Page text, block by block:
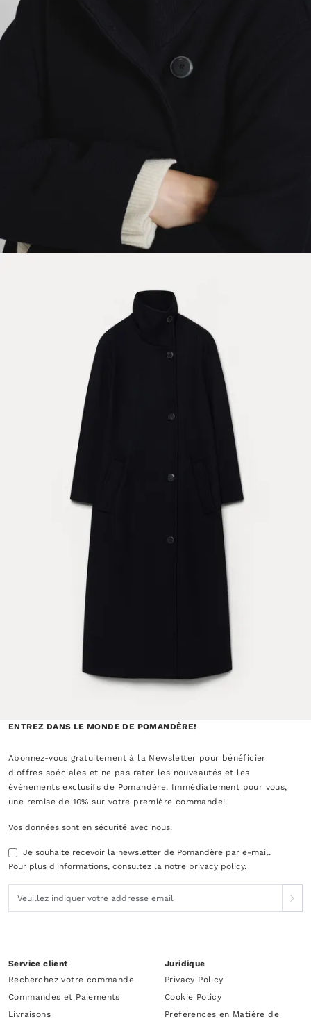
ENTREZ DANS LE MONDE DE POMANDÈRE!
Abonnez-vous gratuitement à la Newsletter pour bénéficier
d'offres spéciales et ne pas rater les nouveautés et les
événements exclusifs de Pomandère. Immédiatement pour vous,
une remise de 10% sur votre première commande!
Vos données sont en sécurité avec nous.
Je souhaite recevoir la newsletter de Pomandère par e-mail.
Pour plus d'informations, consultez la notre privacy policy.
Service client
Recherchez votre commande
Commandes et Paiements
Livraisons
Juridique
Privacy Policy
Cookie Policy
Préférences en Matière de